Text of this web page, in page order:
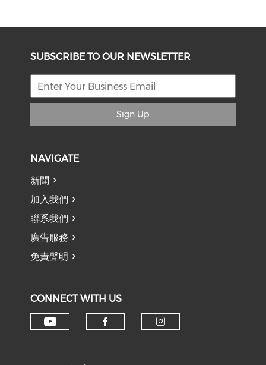
SUBSCRIBE TO OUR NEWSLETTER
Sign Up
NAVIGATE
新聞
加入我們
聯系我們
廣告服務
免責聲明
CONNECT WITH US